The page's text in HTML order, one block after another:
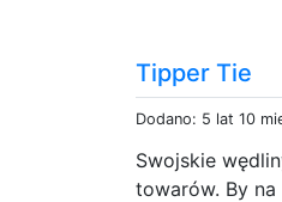
Tipper Tie
Dodano: 5 lat 10
Swojskie
towarów. By